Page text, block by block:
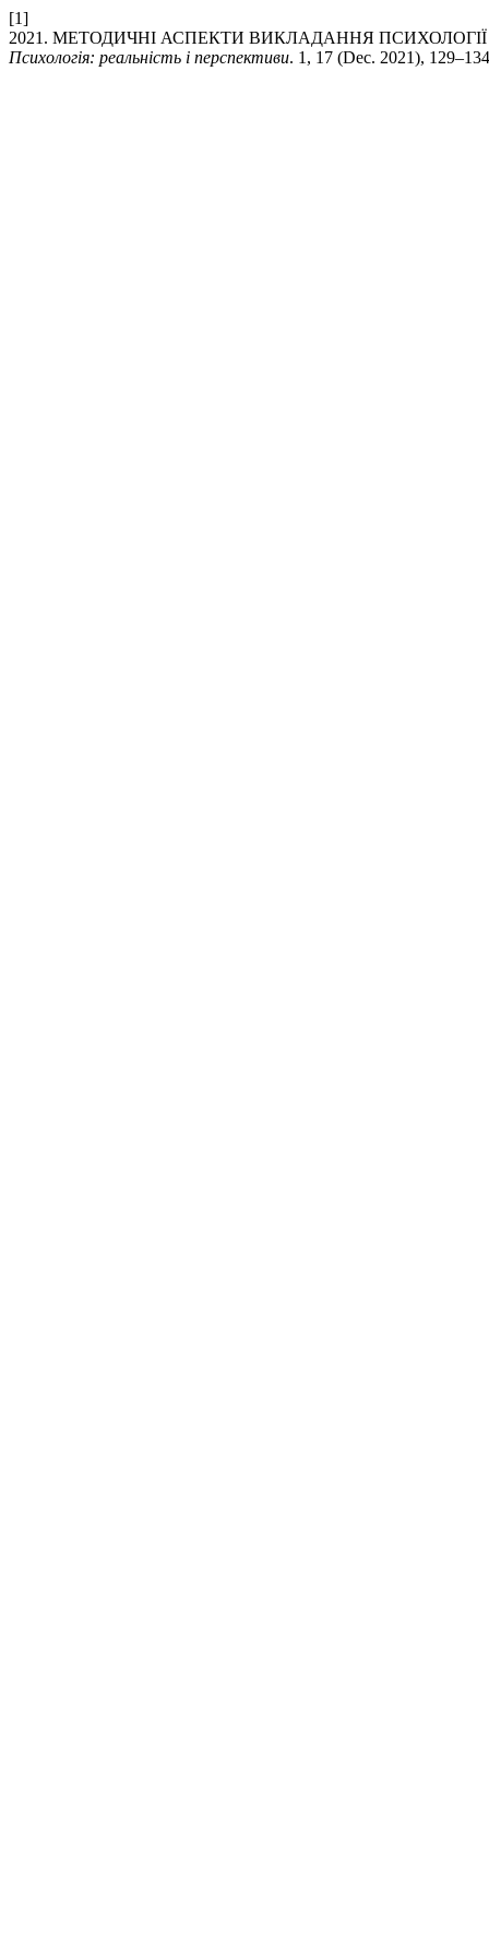
[1]
2021. МЕТОДИЧНІ АСПЕКТИ ВИКЛАДАННЯ
Психологія: реальність і перспективи. 1, 17 (Dec. 2021), 129–134